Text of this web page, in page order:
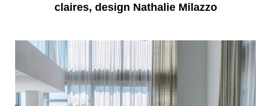
claires, design Nathalie Milazzo